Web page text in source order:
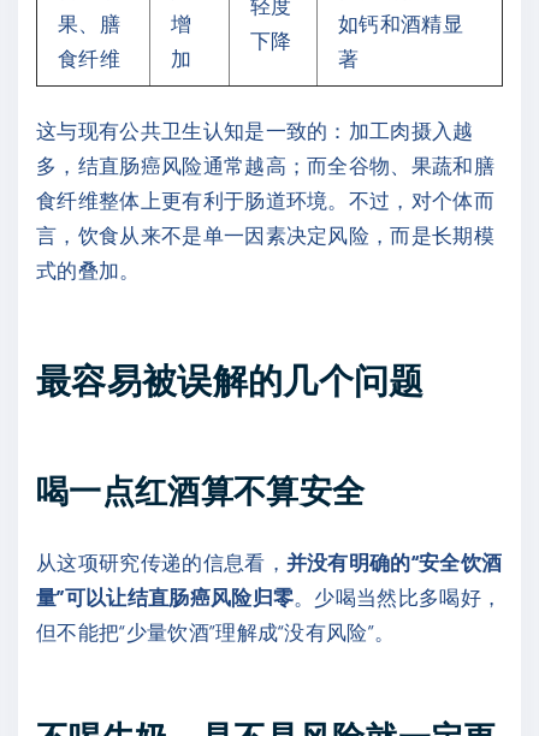
果、膳
食纤维
增
加
轻度
下降
如钙和酒精显
著
这与现有公共卫生认知是一致的：加工肉摄入越
多，结直肠癌风险通常越高；而全谷物、果蔬和膳
食纤维整体上更有利于肠道环境。不过，对个体而
言，饮食从来不是单一因素决定风险，而是长期模
式的叠加。
最容易被误解的几个问题
喝一点红酒算不算安全
从这项研究传递的信息看， 并没有明确的“安全饮酒
量”可以让结直肠癌风险归零 。少喝当然比多喝好，
但不能把“少量饮酒”理解成“没有风险”。